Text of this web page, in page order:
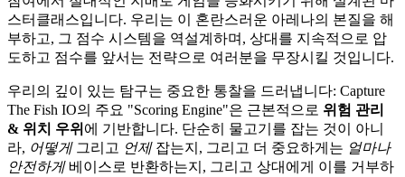
스터클래스입니다. 우리는 이 혼란스러운 아레나의 본질을 해
부하고, 그 점수 시스템을 역설계하며, 상대를 지속적으로 압
도하고 점수를 앞서는 전략으로 여러분을 무장시킬 것입니다.
우리의 깊이 있는 탐구는 중요한 통찰을 드러냅니다: Capture
The Fish IO의 주요 "Scoring Engine"은 근본적으로 위험 관리
& 위치 우위 에 기반합니다. 단순히 물고기를 잡는 것이 아니
라, 어떻게그리고 언제잡는지, 그리고 더 중요하게는 얼마나
안전하게베이스로 반환하는지, 그리고 상대에게 이를 거부하